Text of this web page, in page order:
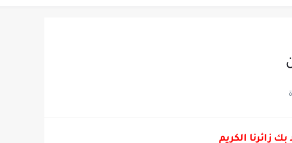
والطلبه 2024
بك زائرنا الكريم